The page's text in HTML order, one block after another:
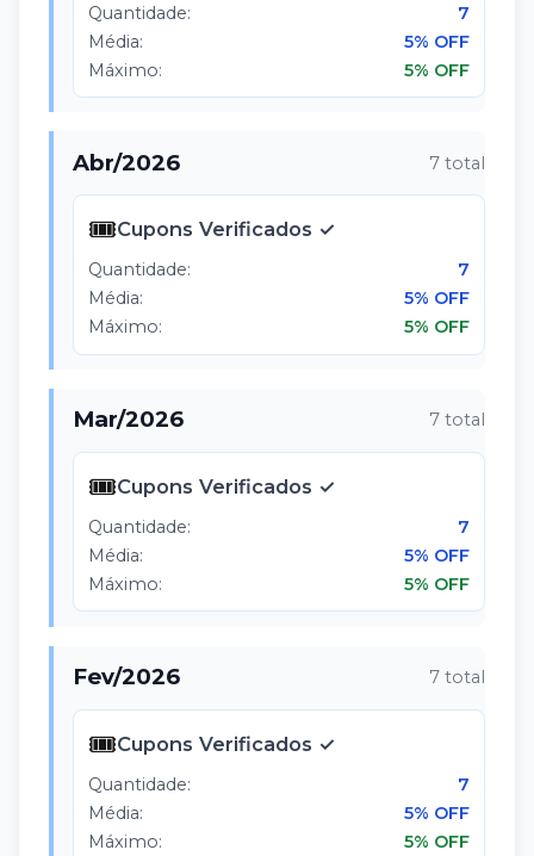
Quantidade:
7
Média:
5% OFF
Máximo:
5% OFF
Abr/2026 7 total
🎟️Cupons Verificados ✓
Quantidade:
7
Média:
5% OFF
Máximo:
5% OFF
Mar/2026 7 total
🎟️Cupons Verificados ✓
Quantidade:
7
Média:
5% OFF
Máximo:
5% OFF
Fev/2026 7 total
🎟️Cupons Verificados ✓
Quantidade:
7
Média:
5% OFF
Máximo:
5% OFF